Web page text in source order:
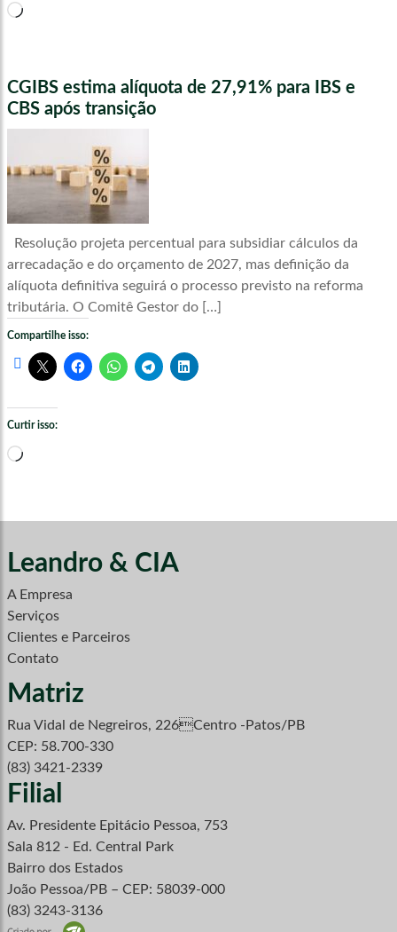
Carregando...
CGIBS estima alíquota de 27,91% para IBS e
CBS após transição
Resolução projeta percentual para subsidiar cálculos da
arrecadação e do orçamento de 2027, mas definição da
alíquota definitiva seguirá o processo previsto na reforma
tributária. O Comitê Gestor do […]
Compartilhe isso:
Curtir isso:
Carregando...
Leandro & CIA
A Empresa
Serviços
Clientes e Parceiros
Contato
Matriz
Rua Vidal de Negreiros, 226Centro -Patos/PB
CEP: 58.700-330
(83) 3421-2339
Filial
Av. Presidente Epitácio Pessoa, 753
Sala 812 - Ed. Central Park
Bairro dos Estados
João Pessoa/PB – CEP: 58039-000
(83) 3243-3136